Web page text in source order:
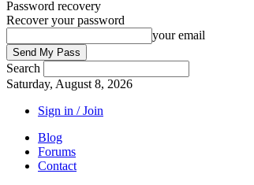
Password recovery
Recover your password
your email
Search
Saturday, August 8, 2026
Sign in / Join
Blog
Forums
Contact